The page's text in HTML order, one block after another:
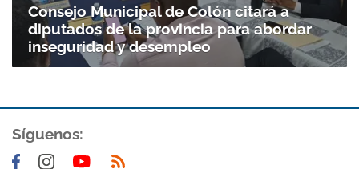
Consejo Municipal de Colón citará a
diputados de la provincia para abordar
inseguridad y desempleo
Síguenos: